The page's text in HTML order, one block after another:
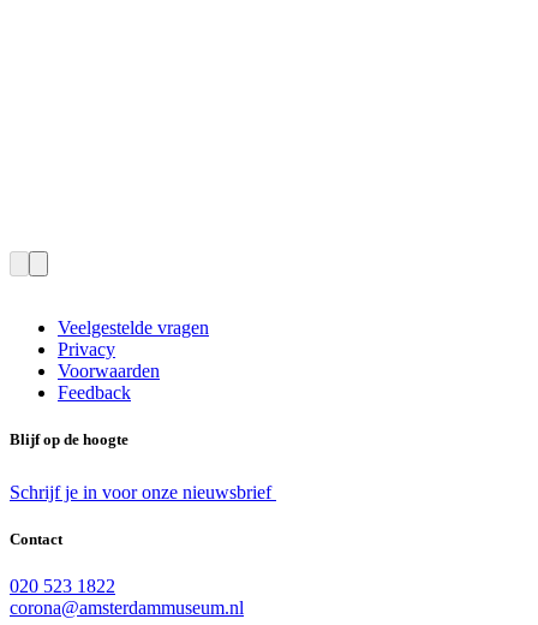
Veelgestelde vragen
Privacy
Voorwaarden
Feedback
Blijf op de hoogte
Schrijf je in voor onze nieuwsbrief
Contact
020 523 1822
corona@amsterdammuseum.nl